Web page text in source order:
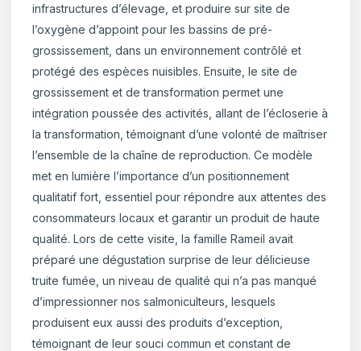
infrastructures d’élevage, et produire sur site de
l’oxygène d’appoint pour les bassins de pré-
grossissement, dans un environnement contrôlé et
protégé des espèces nuisibles. Ensuite, le site de
grossissement et de transformation permet une
intégration poussée des activités, allant de l’écloserie à
la transformation, témoignant d’une volonté de maîtriser
l’ensemble de la chaîne de reproduction. Ce modèle
met en lumière l’importance d’un positionnement
qualitatif fort, essentiel pour répondre aux attentes des
consommateurs locaux et garantir un produit de haute
qualité. Lors de cette visite, la famille Rameil avait
préparé une dégustation surprise de leur délicieuse
truite fumée, un niveau de qualité qui n’a pas manqué
d’impressionner nos salmoniculteurs, lesquels
produisent eux aussi des produits d’exception,
témoignant de leur souci commun et constant de